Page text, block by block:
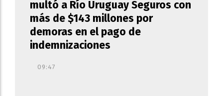
multó a Río Uruguay Seguros con
más de $143 millones por
demoras en el pago de
indemnizaciones
09:47